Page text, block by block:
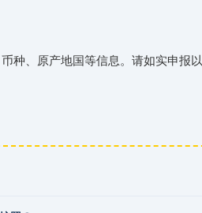
、原产地国等信息。请如实申报